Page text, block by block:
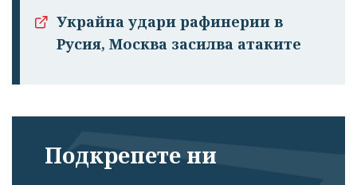
Украйна удари рафинерии в
Русия, Москва засилва атаките
Подкрепете ни